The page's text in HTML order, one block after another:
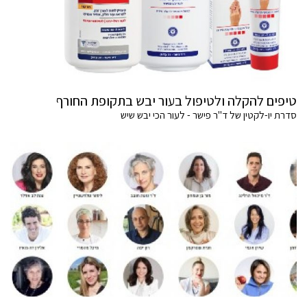
טיפים להקלה ולטיפול בעור יבש בתקופת החורף
סדרת יו-לקטין של ד"ר פישר - לעור הכי יבש שיש